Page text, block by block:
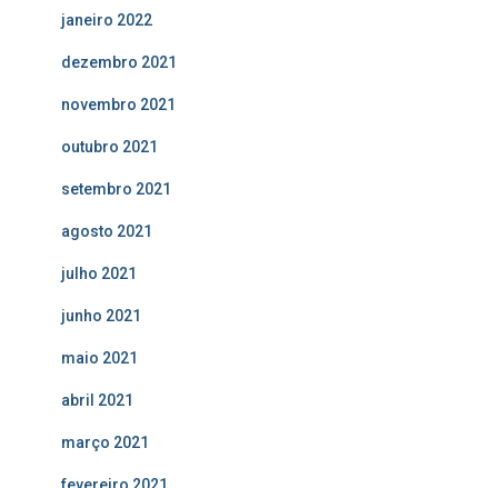
janeiro 2022
dezembro 2021
novembro 2021
outubro 2021
setembro 2021
agosto 2021
julho 2021
junho 2021
maio 2021
abril 2021
março 2021